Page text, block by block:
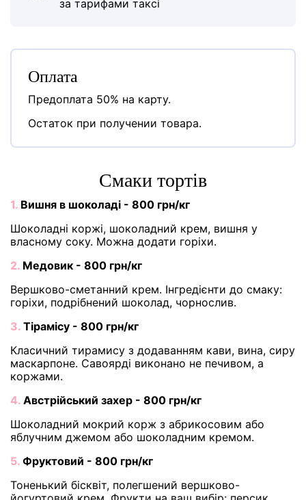
за тарифами таксі
Оплата
Предоплата 50% на карту.
Остаток при получении товара.
Cмаки тортів
1. Вишня в шоколаді - 800 грн/кг
Шоколадні коржі, шоколадний крем, вишня у
власному соку. Можна додати горіхи.
2. Медовик - 800 грн/кг
Вершково-сметанний крем. Інгредієнти до смаку:
горіхи, подрібнений шоколад, чорнослив.
3. Тірамісу - 800 грн/кг
Класичний тирамису з додаванням кави, вина, сиру
маскарпоне. Савоярді виконано не печивом, а
коржами.
4. Австрійський захер - 800 грн/кг
Шоколадний мокрий корж з абрикосовим або
яблучним джемом або шоколадним кремом.
5. Фруктовий - 800 грн/кг
Тоненький бісквіт, полегшений вершково-